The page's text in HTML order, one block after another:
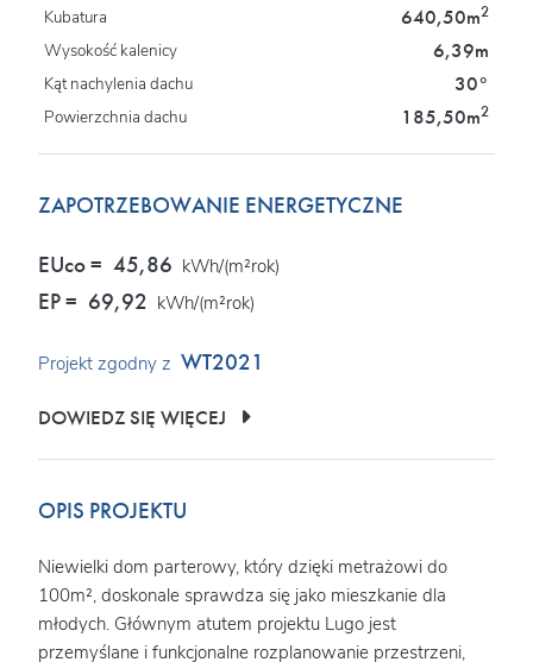
Kubatura 640,50m2
Wysokość kalenicy 6,39m
Kąt nachylenia dachu 30°
Powierzchnia dachu 185,50m2
OPIS PROJEKTU
Niewielki dom parterowy, który dzięki metrażowi do
100m², doskonale sprawdza się jako mieszkanie dla
młodych. Głównym atutem projektu Lugo jest
przemyślane i funkcjonalne rozplanowanie przestrzeni,
ZAPOTRZEBOWANIE ENERGETYCZNE
EUco = 45,86 kWh/(m²rok)
EP = 69,92 kWh/(m²rok)
Projekt zgodny z WT2021
DOWIEDZ SIĘ WIĘCEJ